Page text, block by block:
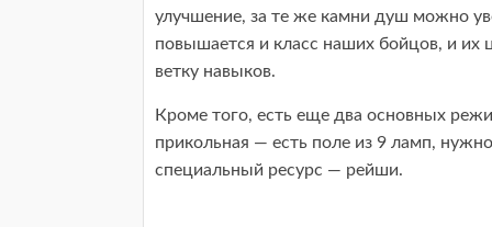
улучшение, за те же камни душ можно
повышается и класс наших бойцов, и
ветку навыков.
Кроме того, есть еще два основных
прикольная — есть поле из 9 ламп,
специальный ресурс — рейши.